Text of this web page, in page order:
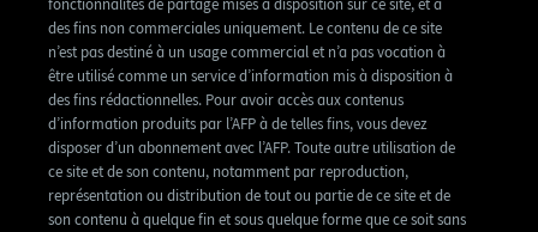
fonctionnalités de partage mises à disposition sur ce site, et à
des fins non commerciales uniquement. Le contenu de ce site
n’est pas destiné à un usage commercial et n’a pas vocation à
être utilisé comme un service d’information mis à disposition à
des fins rédactionnelles. Pour avoir accès aux contenus
d’information produits par l’AFP à de telles fins, vous devez
disposer d’un abonnement avec l’AFP. Toute autre utilisation de
ce site et de son contenu, notamment par reproduction,
représentation ou distribution de tout ou partie de ce site et de
son contenu à quelque fin et sous quelque forme que ce soit sans